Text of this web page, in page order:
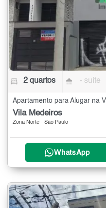
2 quartos - suíte
Vila Medeiros
Zona Norte - São Paulo
WhatsApp